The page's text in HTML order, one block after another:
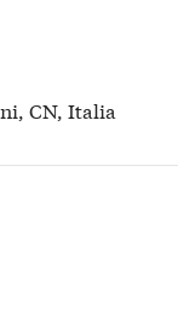
CN, Italia